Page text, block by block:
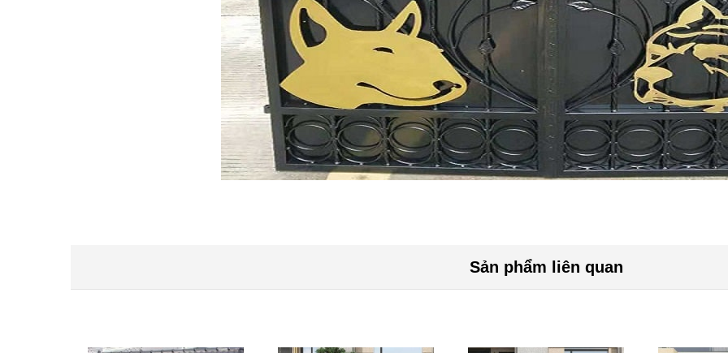
Sản phẩm liên quan